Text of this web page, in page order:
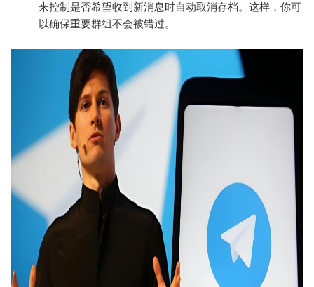
来控制是否希望收到新消息时自动取消存档。这样，你可
以确保重要群组不会被错过。